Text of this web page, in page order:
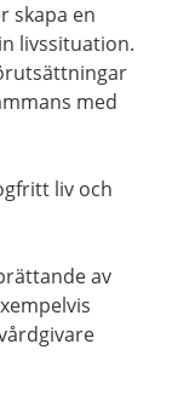
skapa en
livssituation.
med
liv och
av